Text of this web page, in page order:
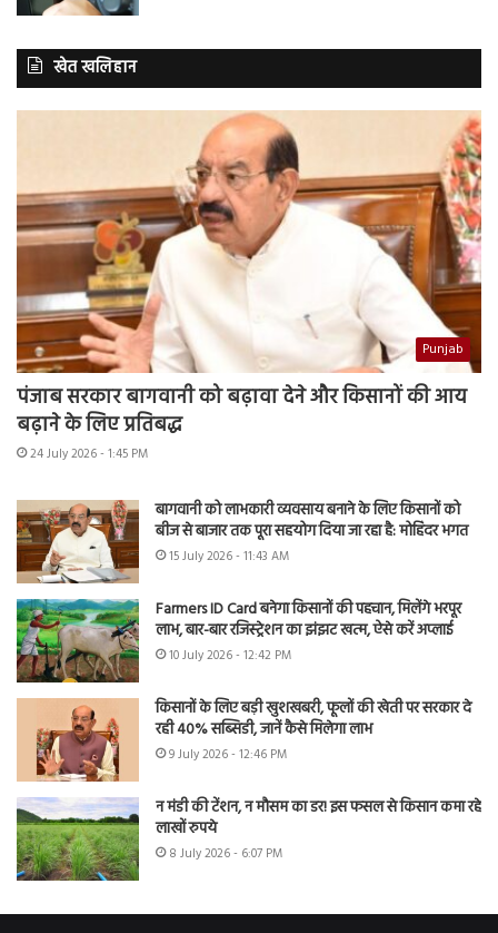
खेत खलिहान
Punjab
पंजाब सरकार बागवानी को बढ़ावा देने और किसानों की आय
बढ़ाने के लिए प्रतिबद्ध
24 July 2026 - 1:45 PM
बागवानी को लाभकारी व्यवसाय बनाने के लिए किसानों को
बीज से बाजार तक पूरा सहयोग दिया जा रहा है: मोहिंदर भगत
15 July 2026 - 11:43 AM
Farmers ID Card बनेगा किसानों की पहचान, मिलेंगे भरपूर
लाभ, बार-बार रजिस्ट्रेशन का झंझट खत्म, ऐसे करें अप्लाई
10 July 2026 - 12:42 PM
किसानों के लिए बड़ी खुशखबरी, फूलों की खेती पर सरकार दे
रही 40% सब्सिडी, जानें कैसे मिलेगा लाभ
9 July 2026 - 12:46 PM
न मंडी की टेंशन, न मौसम का डर! इस फसल से किसान कमा रहे
लाखों रुपये
8 July 2026 - 6:07 PM